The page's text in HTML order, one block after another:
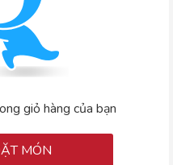
giỏ hàng của bạn
MÓN